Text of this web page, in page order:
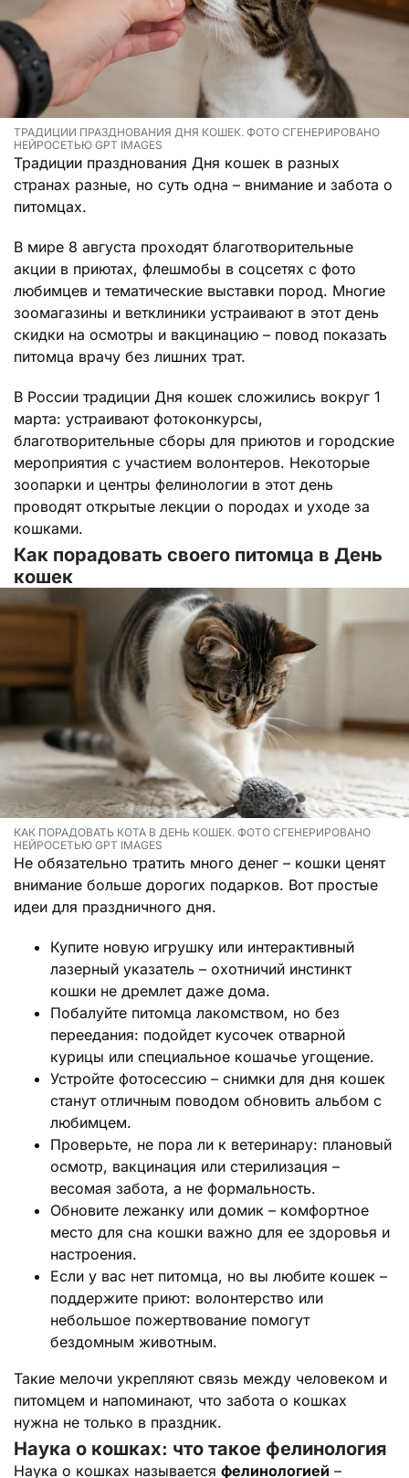
ТРАДИЦИИ ПРАЗДНОВАНИЯ ДНЯ КОШЕК. ФОТО СГЕНЕРИРОВАНО
НЕЙРОСЕТЬЮ GPT IMAGES
Традиции празднования Дня кошек в разных
странах разные, но суть одна – внимание и забота о
питомцах.
В мире 8 августа проходят благотворительные
акции в приютах, флешмобы в соцсетях с фото
любимцев и тематические выставки пород. Многие
зоомагазины и ветклиники устраивают в этот день
скидки на осмотры и вакцинацию – повод показать
питомца врачу без лишних трат.
В России традиции Дня кошек сложились вокруг 1
марта: устраивают фотоконкурсы,
благотворительные сборы для приютов и городские
мероприятия с участием волонтеров. Некоторые
зоопарки и центры фелинологии в этот день
проводят открытые лекции о породах и уходе за
кошками.
Как порадовать своего питомца в День
кошек
КАК ПОРАДОВАТЬ КОТА В ДЕНЬ КОШЕК. ФОТО СГЕНЕРИРОВАНО
НЕЙРОСЕТЬЮ GPT IMAGES
Не обязательно тратить много денег – кошки ценят
внимание больше дорогих подарков. Вот простые
идеи для праздничного дня.
Купите новую игрушку или интерактивный
лазерный указатель – охотничий инстинкт
кошки не дремлет даже дома.
Побалуйте питомца лакомством, но без
переедания: подойдет кусочек отварной
курицы или специальное кошачье угощение.
Устройте фотосессию – снимки для дня кошек
станут отличным поводом обновить альбом с
любимцем.
Проверьте, не пора ли к ветеринару: плановый
осмотр, вакцинация или стерилизация –
весомая забота, а не формальность.
Обновите лежанку или домик – комфортное
место для сна кошки важно для ее здоровья и
настроения.
Если у вас нет питомца, но вы любите кошек –
поддержите приют: волонтерство или
небольшое пожертвование помогут
бездомным животным.
Такие мелочи укрепляют связь между человеком и
питомцем и напоминают, что забота о кошках
нужна не только в праздник.
Наука о кошках: что такое фелинология
Наука о кошках называется фелинологией –